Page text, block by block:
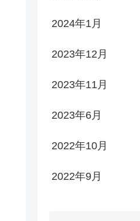
2024年1月
2023年12月
2023年11月
2023年6月
2022年10月
2022年9月